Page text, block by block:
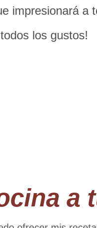
impresionará a
los gustos!
a